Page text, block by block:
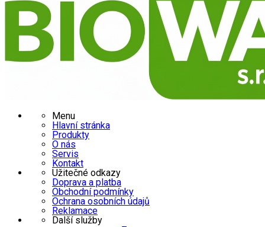
Menu
Hlavní stránka
Produkty
O nás
Servis
Kontakt
Užitečné odkazy
Doprava a platba
Obchodní podmínky
Ochrana osobních údajů
Reklamace
Další služby